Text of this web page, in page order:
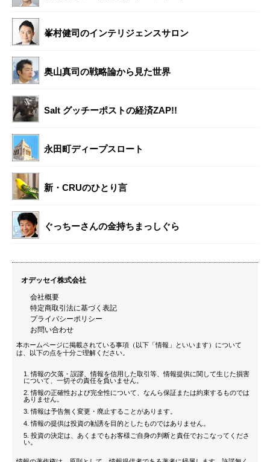
峯村健司のインテリジェンスサロン
奥山真司の戦略論から見た世界
Salt グッチーポストの経済ZAP!!
永田町ディープスロート
新・CRUのひとり言
ぐっちーさんの金持ちまっしぐら
オデッセイ株式会社
会社概要
特定商取引法に基づく表記
プライバシーポリシー
お問い合わせ
本ホームページに掲載されている事項（以下「情報」といいます）について
は、以下の点を十分ご理解ください。
情報の欠落・誤謬、情報を信用した取引等、情報提供に関して生じた損害
について、一切その責任を負いません。
情報の正確性および完全性について、なんら保証または約束するものでは
ありません。
情報は予告無く変更・廃止することがあります。
情報の提供は投資の勧誘を目的としたものではありません。
投資の決定は、あくまでもお客様ご自身の判断と責任でおこなってくださ
い。